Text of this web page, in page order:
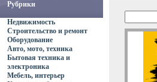
Рубрики
Недвижимость
Строительство и ремонт
Оборудование
Авто, мото, техника
Бытовая техника и
электроника
Мебель, интерьер